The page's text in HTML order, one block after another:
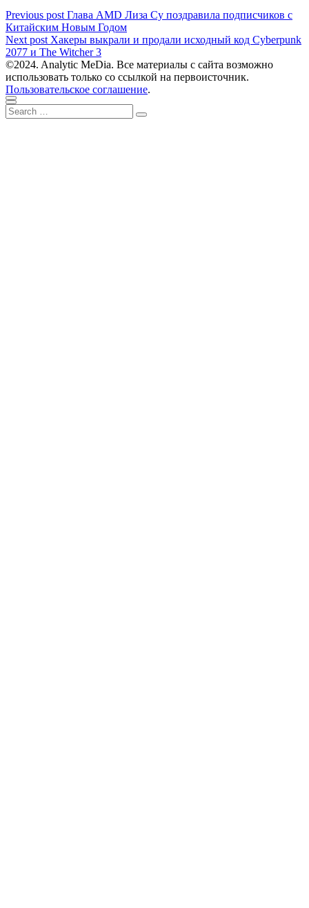
Навигация
по
записям
Previous post Previous
post:
Глава AMD Лиза Су поздравила подписчиков с
Китайским Новым Годом
Next post Next
post:
Хакеры выкрали и продали исходный код Cyberpunk
2077 и The Witcher 3
©2024. Analytic MeDia. Все материалы с сайта возможно
использовать только со ссылкой на первоисточник.
Пользовательское соглашение.
Scroll
to
Close
Search
for:
Search